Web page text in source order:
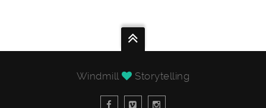
Windmill Storytelling